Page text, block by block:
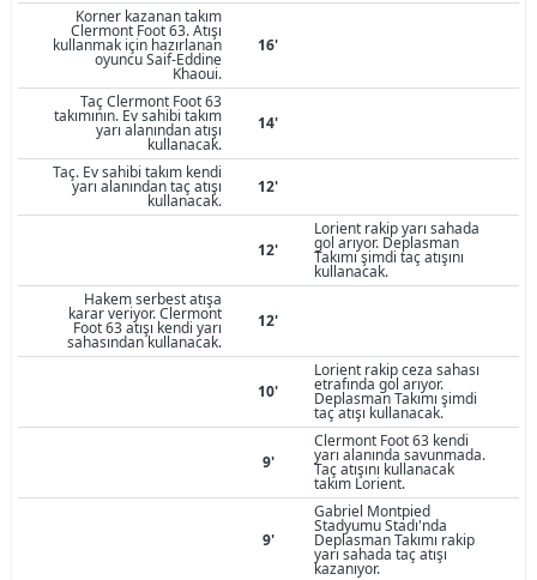
Korner kazanan takım
Clermont Foot 63. Atışı
kullanmak için hazırlanan
oyuncu Saif-Eddine
Khaoui.
16'
Taç Clermont Foot 63
takımının. Ev sahibi takım
yarı alanından atışı
kullanacak.
14'
Taç. Ev sahibi takım kendi
yarı alanından taç atışı
kullanacak.
12'
12'
Lorient rakip yarı sahada
gol arıyor. Deplasman
Takımı şimdi taç atışını
kullanacak.
Hakem serbest atışa
karar veriyor. Clermont
Foot 63 atışı kendi yarı
sahasından kullanacak.
12'
10'
Lorient rakip ceza sahası
etrafında gol arıyor.
Deplasman Takımı şimdi
taç atışı kullanacak.
9'
Clermont Foot 63 kendi
yarı alanında savunmada.
Taç atışını kullanacak
takım Lorient.
9'
Gabriel Montpied
Stadyumu Stadı'nda
Deplasman Takımı rakip
yarı sahada taç atışı
kazanıyor.